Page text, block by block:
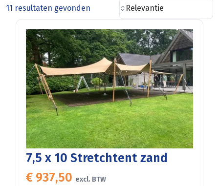
11 resultaten gevonden Relevantie
7,5 x 10 Stretchtent zand
€ 937,50 excl. BTW